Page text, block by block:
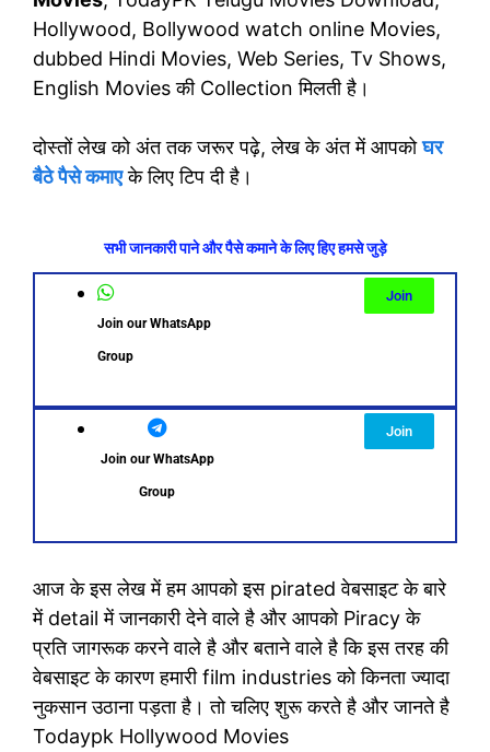
Hollywood, Bollywood watch online Movies,
dubbed Hindi Movies, Web Series, Tv Shows,
English Movies की Collection मिलती है।
दोस्तों लेख को अंत तक जरूर पढ़े, लेख के अंत में आपकोघर
बैठे पैसे कमाएके लिए टिप दी है।
सभी जानकारी पाने और पैसे कमाने के लिए हिए हमसे जुड़े
Join our WhatsApp
Group
Join
Join our WhatsApp
Group
Join
आज के इस लेख में हम आपको इस pirated वेबसाइट के बारे
में detail में जानकारी देने वाले है और आपको Piracy के
प्रति जागरूक करने वाले है और बताने वाले है कि इस तरह की
वेबसाइट के कारण हमारी film industries को किनता ज्यादा
नुकसान उठाना पड़ता है। तो चलिए शुरू करते है और जानते है
Todaypk Hollywood Movies